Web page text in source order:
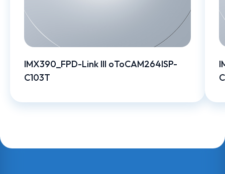
IMX390_FPD-Link III oToCAM264ISP-
C103T